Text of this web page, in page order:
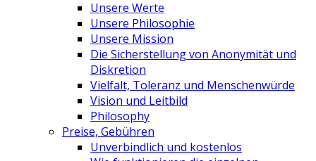
Unsere Werte
Unsere Philosophie
Unsere Mission
Die Sicherstellung von Anonymität und
Diskretion
Vielfalt, Toleranz und Menschenwürde
Vision und Leitbild
Philosophy
Preise, Gebühren
Unverbindlich und kostenlos